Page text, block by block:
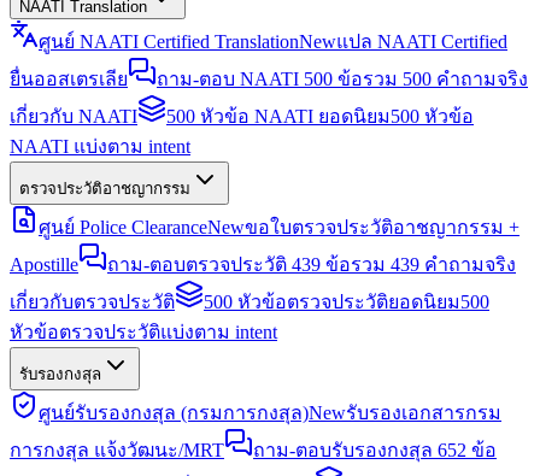
NAATI Translation
ศูนย์ NAATI Certified TranslationNewแปล NAATI Certified
ยื่นออสเตรเลีย
ถาม-ตอบ NAATI 500 ข้อรวม 500 คำถามจริง
เกี่ยวกับ NAATI
500 หัวข้อ NAATI ยอดนิยม500 หัวข้อ
NAATI แบ่งตาม intent
ตรวจประวัติอาชญากรรม
ศูนย์ Police ClearanceNewขอใบตรวจประวัติอาชญากรรม +
Apostille
ถาม-ตอบตรวจประวัติ 439 ข้อรวม 439 คำถามจริง
เกี่ยวกับตรวจประวัติ
500 หัวข้อตรวจประวัติยอดนิยม500
หัวข้อตรวจประวัติแบ่งตาม intent
รับรองกงสุล
ศูนย์รับรองกงสุล (กรมการกงสุล)Newรับรองเอกสารกรม
การกงสุล แจ้งวัฒนะ/MRT
ถาม-ตอบรับรองกงสุล 652 ข้อ